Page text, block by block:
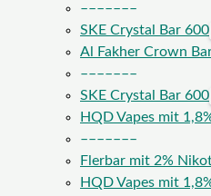
–––––––
SKE Crystal Bar 600
Al Fakher Crown
–––––––
SKE Crystal Bar 600
HQD Vapes mit
–––––––
Flerbar mit 2%
HQD Vapes mit